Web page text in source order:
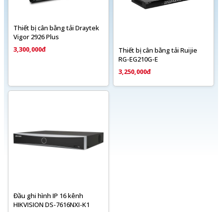
Thiết bị cân bằng tải Draytek
Vigor 2926 Plus
3,300,000đ
Thiết bị cân bằng tải Ruijie
RG-EG210G-E
3,250,000đ
Đầu ghi hình IP 16 kênh
HIKVISION DS-7616NXI-K1